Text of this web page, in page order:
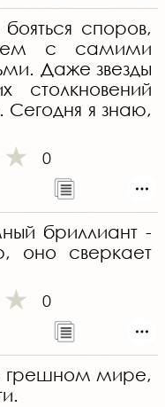
споров,
с самими
Даже звезды
столкновений
я знаю,
0
бриллиант -
оно сверкает
0
грешном мире,